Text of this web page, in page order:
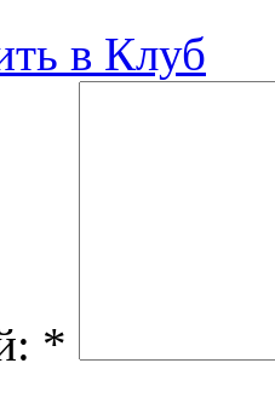
в Клуб
*